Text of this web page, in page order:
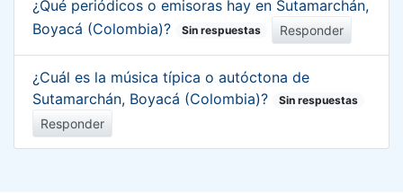
¿Qué periódicos o emisoras hay en Sutamarchán,
Boyacá (Colombia)?
Sin respuestas Responder
¿Cuál es la música típica o autóctona de
Sutamarchán, Boyacá (Colombia)?
Sin respuestas
Responder